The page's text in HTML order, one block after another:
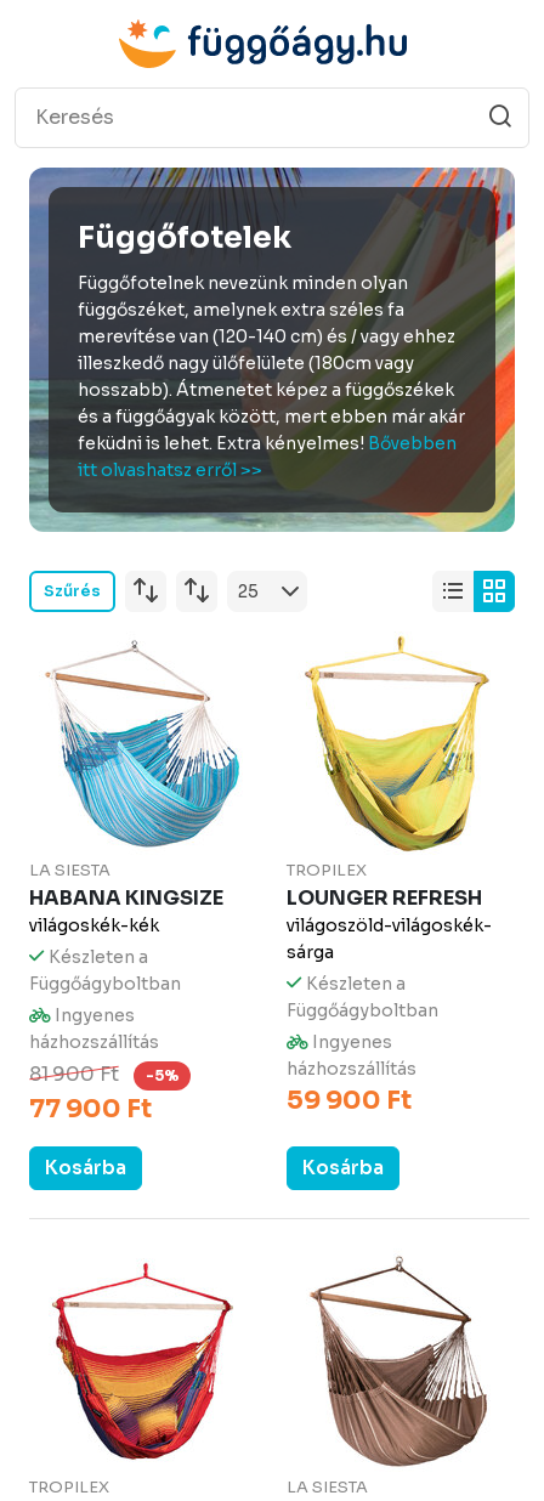
Függőfotelek
Függőfotelnek nevezünk minden olyan
függőszéket, amelynek extra széles fa
merevítése van (120-140 cm) és / vagy ehhez
illeszkedő nagy ülőfelülete (180cm vagy
hosszabb). Átmenetet képez a függőszékek
és a függőágyak között, mert ebben már akár
feküdni is lehet. Extra kényelmes! Bővebben
itt olvashatsz erről >>
Szűrés
LA SIESTA
HABANA KINGSIZE
világoskék-kék
Készleten a
Függőágyboltban
Ingyenes
házhozszállítás
81 900 Ft -5%
77 900 Ft
Kosárba
TROPILEX
LOUNGER REFRESH
világoszöld-világoskék-
sárga
Készleten a
Függőágyboltban
Ingyenes
házhozszállítás
59 900 Ft
Kosárba
TROPILEX LA SIESTA